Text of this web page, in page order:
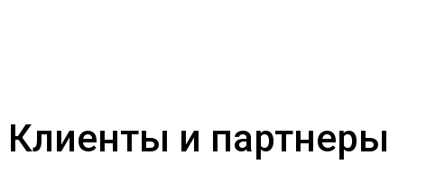
Клиенты и партнеры